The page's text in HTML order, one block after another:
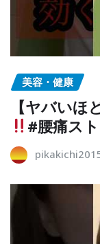
美容・健康
【ヤバいほ
#腰痛ス